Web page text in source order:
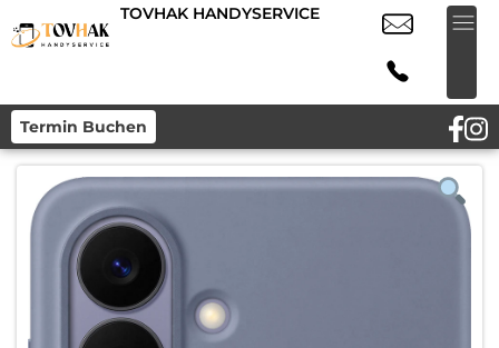
TOVHAK HANDYSERVICE
Termin Buchen